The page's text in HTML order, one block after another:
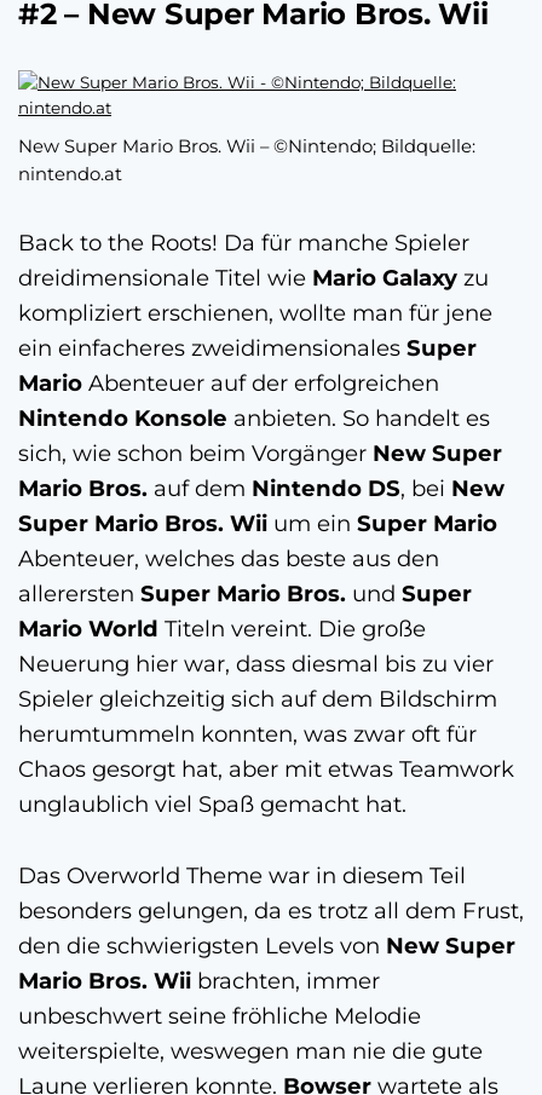
#2 – New Super Mario Bros. Wii
New Super Mario Bros. Wii – ©Nintendo; Bildquelle:
nintendo.at
Back to the Roots! Da für manche Spieler
dreidimensionale Titel wie Mario Galaxy zu
kompliziert erschienen, wollte man für jene
ein einfacheres zweidimensionales Super
Mario Abenteuer auf der erfolgreichen
Nintendo Konsole anbieten. So handelt es
sich, wie schon beim Vorgänger New Super
Mario Bros. auf dem Nintendo DS, bei New
Super Mario Bros. Wii um ein Super Mario
Abenteuer, welches das beste aus den
allerersten Super Mario Bros. und Super
Mario World Titeln vereint. Die große
Neuerung hier war, dass diesmal bis zu vier
Spieler gleichzeitig sich auf dem Bildschirm
herumtummeln konnten, was zwar oft für
Chaos gesorgt hat, aber mit etwas Teamwork
unglaublich viel Spaß gemacht hat.
Das Overworld Theme war in diesem Teil
besonders gelungen, da es trotz all dem Frust,
den die schwierigsten Levels von New Super
Mario Bros. Wii brachten, immer
unbeschwert seine fröhliche Melodie
weiterspielte, weswegen man nie die gute
Laune verlieren konnte. Bowser wartete als